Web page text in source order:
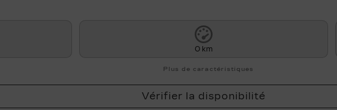
0 km
Plus de caractéristiques
Vérifier la disponibilité